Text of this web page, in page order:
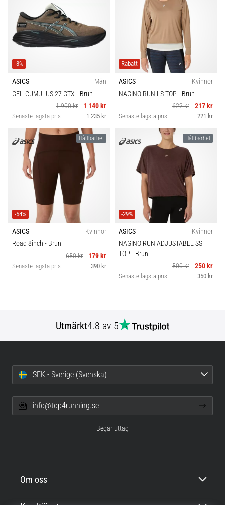
-8%
ASICS
Män
GEL-CUMULUS 27 GTX - Brun
1 900 kr
1 140 kr
Senaste lägsta pris 1 235 kr
Rabatt
ASICS
Kvinnor
NAGINO RUN LS TOP - Brun
622 kr
217 kr
Senaste lägsta pris 221 kr
Hållbarhet
-54%
ASICS
Kvinnor
Road 8inch - Brun
650 kr
179 kr
Senaste lägsta pris 390 kr
Hållbarhet
-29%
ASICS
Kvinnor
NAGINO RUN ADJUSTABLE SS
TOP - Brun
500 kr
250 kr
Senaste lägsta pris 350 kr
Utmärkt4.8 av 5
Om oss
SEK - Sverige (Svenska)
info@top4running.se
Begär uttag